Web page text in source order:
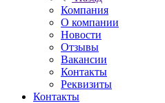
Компания
О компании
Новости
Отзывы
Вакансии
Контакты
Реквизиты
Контакты